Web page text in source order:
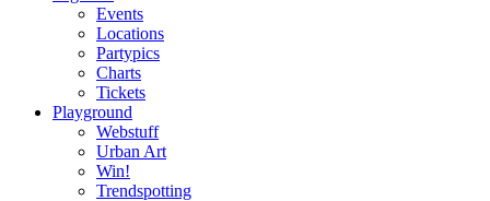
Events
Locations
Partypics
Charts
Tickets
Playground
Webstuff
Urban Art
Win!
Trendspotting